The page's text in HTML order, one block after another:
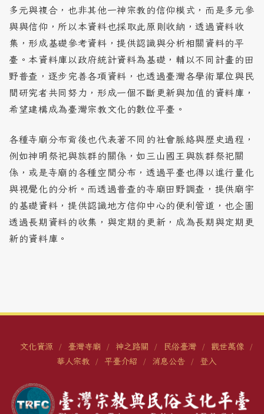
多元與複合，也非其他一神宗教的信仰模式，而是多元參
與與信仰，所以本資料也採取此原則收納，透過資料收
集，形成基礎參考資料，提供認識與分析相關資料的平
臺。本資料庫以政府統計資料為基礎，輔以不同計畫的田
野普查，逐步完善各項資料，也透過臺灣各學術單位與民
間研究者共同努力，形成一個不斷更新與加值的資料庫，
希望建構成為臺灣宗教文化的數位平臺。
各種寺廟分布背後也代表著不同的社會脈絡與歷史過程，
例如神明祭祀與族群的關係，如三山國王與族群祭祀關
係，或是寺廟的各種空間分布，透過平臺也得以進行量化
與視覺化的分析。而透過普查的寺廟田野調查，提供廟宇
的基礎資料，提供認識地方信仰中心的便利管道，也企圖
透過長期資料的收集，與定期的更新，成為長期與定期更
新的資料庫。
文化資源 / 臺灣寺廟 / 神之路關 / 民俗臺灣 / 觀世萬像 /
華人宗教 / 平臺介紹 / 消息公告 / 登入